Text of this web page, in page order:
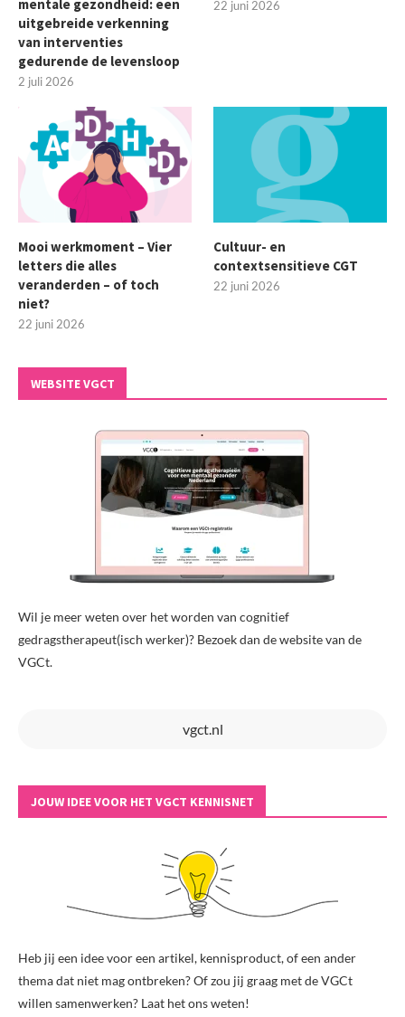
mentale gezondheid: een
uitgebreide verkenning
van interventies
gedurende de levensloop
2 juli 2026
22 juni 2026
Mooi werkmoment – Vier
letters die alles
veranderden – of toch
niet?
22 juni 2026
Cultuur- en
contextsensitieve CGT
22 juni 2026
WEBSITE VGCT
Wil je meer weten over het worden van cognitief
gedragstherapeut(isch werker)? Bezoek dan de website van de
VGCt.
vgct.nl
JOUW IDEE VOOR HET VGCT KENNISNET
Heb jij een idee voor een artikel, kennisproduct, of een ander
thema dat niet mag ontbreken? Of zou jij graag met de VGCt
willen samenwerken? Laat het ons weten!